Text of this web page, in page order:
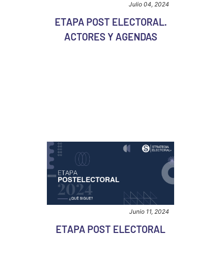
Julio 04, 2024
ETAPA POST ELECTORAL.
ACTORES Y AGENDAS
Junio 11, 2024
ETAPA POST ELECTORAL